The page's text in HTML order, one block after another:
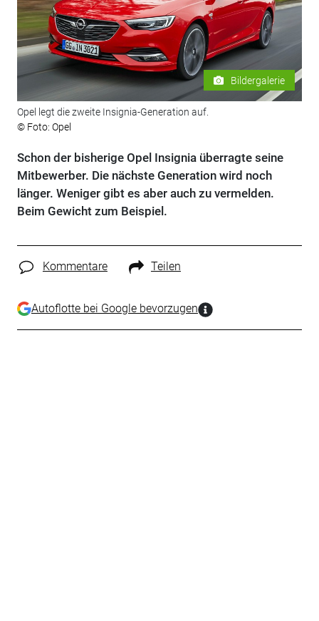
Bildergalerie
Opel legt die zweite Insignia-Generation auf.
© Foto: Opel
Schon der bisherige Opel Insignia überragte seine
Mitbewerber. Die nächste Generation wird noch
länger. Weniger gibt es aber auch zu vermelden.
Beim Gewicht zum Beispiel.
Kommentare Teilen
Autoflotte bei Google bevorzugen